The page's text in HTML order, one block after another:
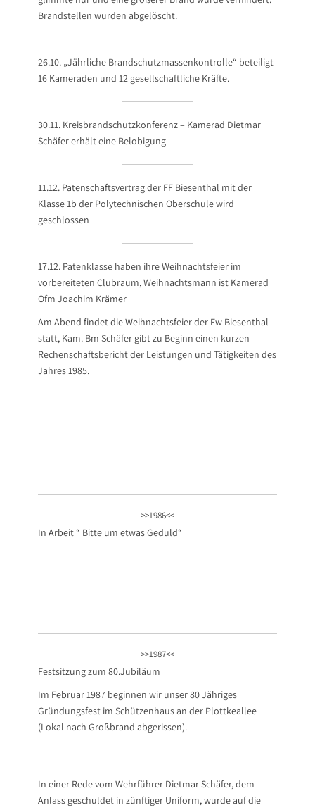
Brandstellen wurden abgelöscht.
26.10. „Jährliche Brandschutzmassenkontrolle“ beteiligt
16 Kameraden und 12 gesellschaftliche Kräfte.
30.11. Kreisbrandschutzkonferenz – Kamerad Dietmar
Schäfer erhält eine Belobigung
11.12. Patenschaftsvertrag der FF Biesenthal mit der
Klasse 1b der Polytechnischen Oberschule wird
geschlossen
17.12. Patenklasse haben ihre Weihnachtsfeier im
vorbereiteten Clubraum, Weihnachtsmann ist Kamerad
Ofm Joachim Krämer
Am Abend findet die Weihnachtsfeier der Fw Biesenthal
statt, Kam. Bm Schäfer gibt zu Beginn einen kurzen
Rechenschaftsbericht der Leistungen und Tätigkeiten des
Jahres 1985.
>>1986<<
In Arbeit “ Bitte um etwas Geduld“
>>1987<<
Festsitzung zum 80.Jubiläum
Im Februar 1987 beginnen wir unser 80 Jähriges
Gründungsfest im Schützenhaus an der Plottkeallee
(Lokal nach Großbrand abgerissen).
In einer Rede vom Wehrführer Dietmar Schäfer, dem
Anlass geschuldet in zünftiger Uniform, wurde auf die